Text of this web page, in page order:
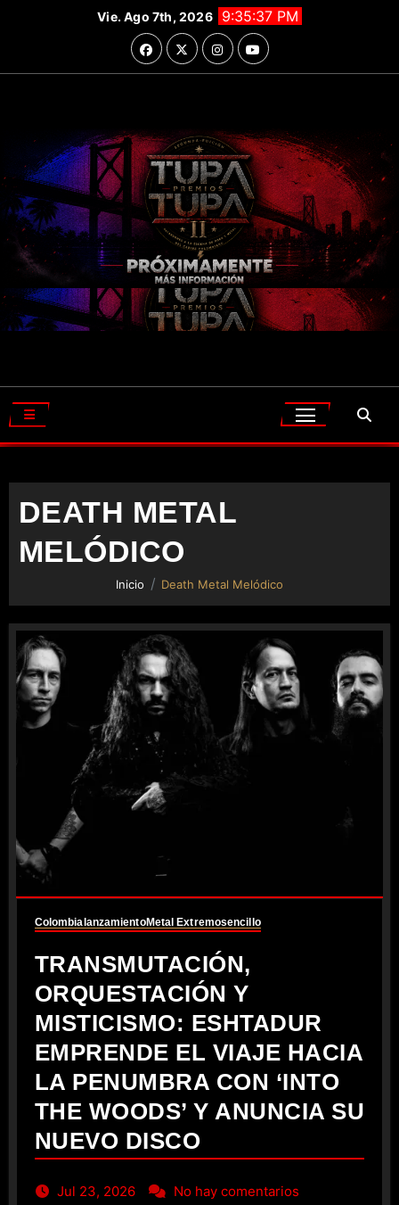
Vie. Ago 7th, 2026 9:35:38 PM
DEATH METAL
MELÓDICO
Inicio Death Metal Melódico
ColombialanzamientoMetal Extremosencillo
TRANSMUTACIÓN,
ORQUESTACIÓN Y
MISTICISMO: ESHTADUR
EMPRENDE EL VIAJE HACIA
LA PENUMBRA CON ‘INTO
THE WOODS’ Y ANUNCIA SU
NUEVO DISCO
Jul 23, 2026 No hay comentarios